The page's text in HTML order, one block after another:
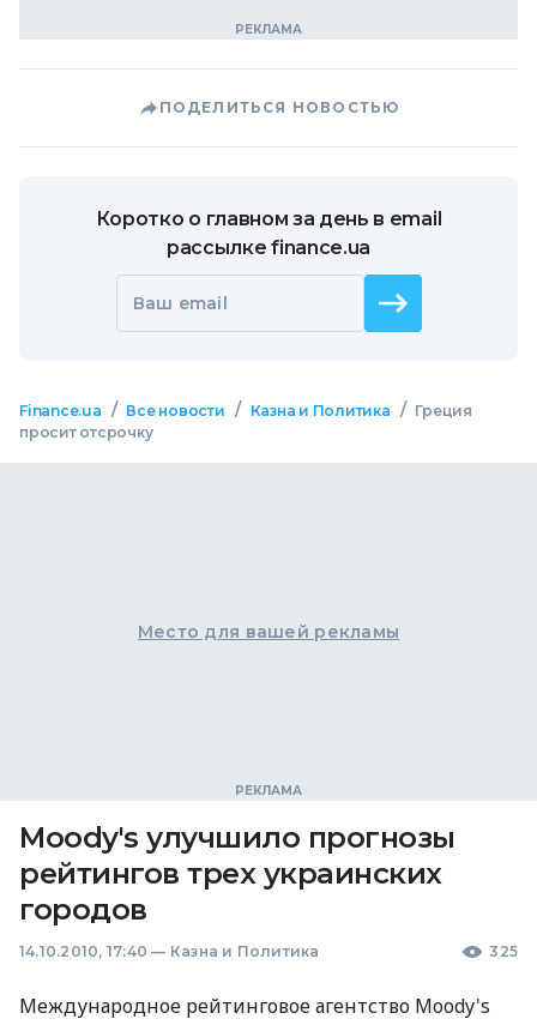
ПОДЕЛИТЬСЯ НОВОСТЬЮ
Коротко о главном за день в email
рассылке finance.ua
Ваш email
Finance.ua / Все новости / Казна и Политика / Греция
просит отсрочку
Место для вашей рекламы
Moody's улучшило прогнозы
рейтингов трех украинских
городов
14.10.2010, 17:40 — Казна и Политика 325
Международное рейтинговое агентство Moody's